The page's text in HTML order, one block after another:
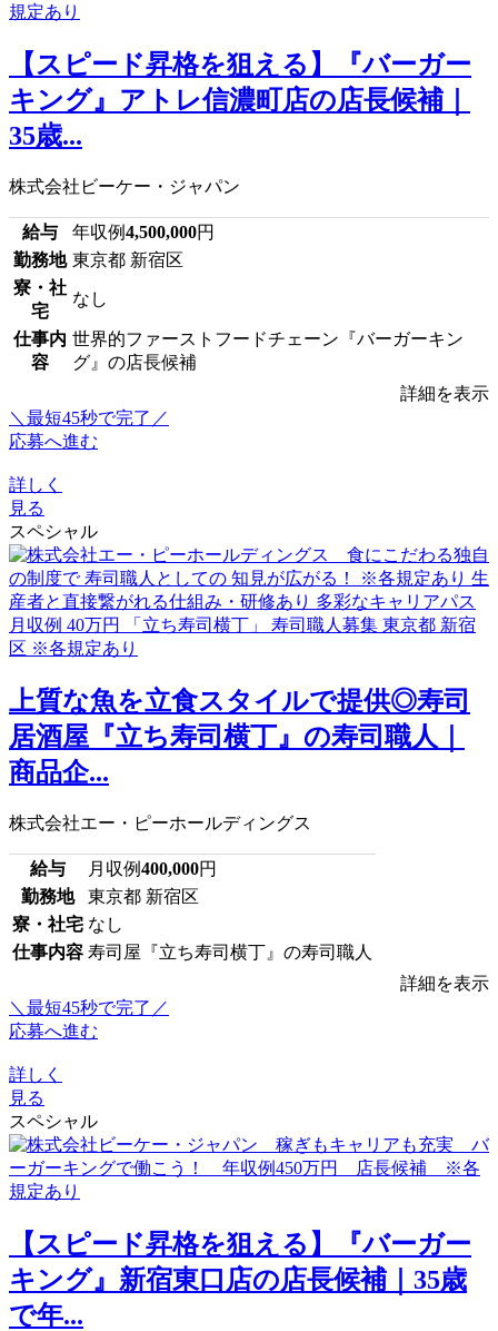
【スピード昇格を狙える】『バーガー
キング』アトレ信濃町店の店長候補｜
35歳...
株式会社ビーケー・ジャパン
給与 年収例4,500,000円
勤務地 東京都 新宿区
寮・社
宅
なし
仕事内
容
世界的ファーストフードチェーン『バーガーキン
グ』の店長候補
詳細を表示
＼最短45秒で完了／
応募へ進む
詳しく
見る
スペシャル
上質な魚を立食スタイルで提供◎寿司
居酒屋『立ち寿司横丁』の寿司職人｜
商品企...
株式会社エー・ピーホールディングス
給与 月収例400,000円
勤務地
東京都 新宿区
寮・社宅 なし
仕事内容 寿司屋『立ち寿司横丁』の寿司職人
詳細を表示
＼最短45秒で完了／
応募へ進む
詳しく
見る
スペシャル
【スピード昇格を狙える】『バーガー
キング』新宿東口店の店長候補｜35歳
で年...